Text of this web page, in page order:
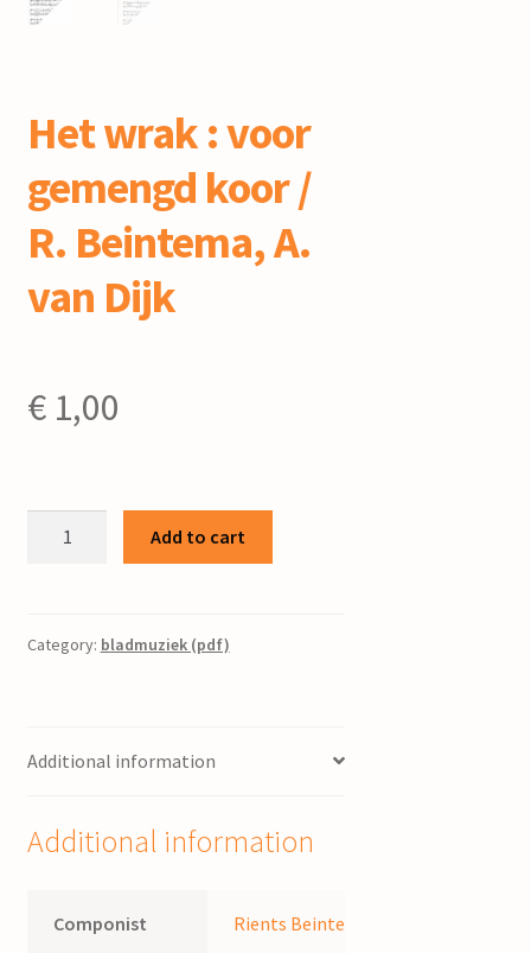
Het wrak : voor
gemengd koor /
R. Beintema, A.
van Dijk
€1,00
gemengd
Beintema,
Dijk
Add to cart
Category: bladmuziek (pdf)
Additional information
Additional information
Componist Rients Beintema